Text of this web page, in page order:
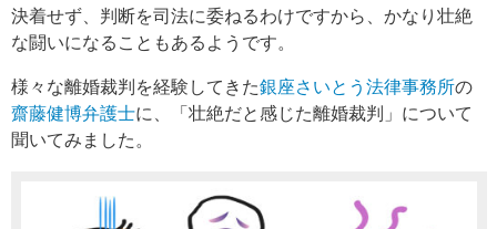
決着せず、判断を司法に委ねるわけですから、かなり壮絶
な闘いになることもあるようです。
様々な離婚裁判を経験してきた銀座さいとう法律事務所の
齋藤健博弁護士に、「壮絶だと感じた離婚裁判」について
聞いてみました。